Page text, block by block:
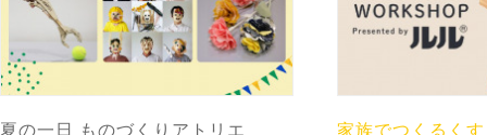
夏の一日 ものづくりアトリエ
家族でつくるく